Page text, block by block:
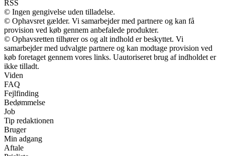
RSS
© Ingen gengivelse uden tilladelse.
© Ophavsret gælder. Vi samarbejder med partnere og kan få
provision ved køb gennem anbefalede produkter.
© Ophavsretten tilhører os og alt indhold er beskyttet. Vi
samarbejder med udvalgte partnere og kan modtage provision ved
køb foretaget gennem vores links. Uautoriseret brug af indholdet er
ikke tilladt.
Viden
FAQ
Fejlfinding
Bedømmelse
Job
Tip redaktionen
Bruger
Min adgang
Aftale